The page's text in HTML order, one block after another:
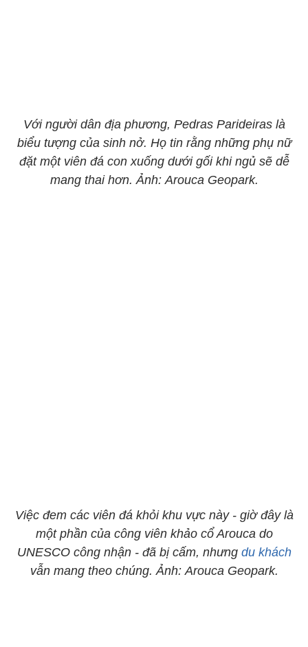
Với người dân địa phương, Pedras Parideiras là
biểu tượng của sinh nở. Họ tin rằng những phụ nữ
đặt một viên đá con xuống dưới gối khi ngủ sẽ dễ
mang thai hơn. Ảnh: Arouca Geopark.
Việc đem các viên đá khỏi khu vực này - giờ đây là
một phần của công viên khảo cổ Arouca do
UNESCO công nhận - đã bị cấm, nhưng du khách
vẫn mang theo chúng. Ảnh: Arouca Geopark.